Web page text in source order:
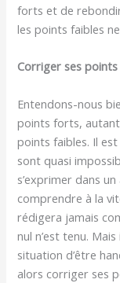
forts et de
les points faibles
Corriger ses points
Entendons-nous
points forts, autant
points faibles. Il
sont quasi
s’exprimer dans
comprendre à la
rédigera jamais
nul n’est tenu.
situation d’être
alors corriger ses